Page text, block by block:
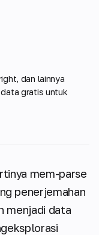
dan lainnya
gratis untuk
mem-parse
penerjemahan
menjadi data